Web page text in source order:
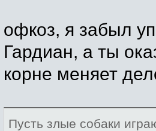
офкоз, я забыл
Гардиан, а ты
корне меняет
Пусть злые собаки